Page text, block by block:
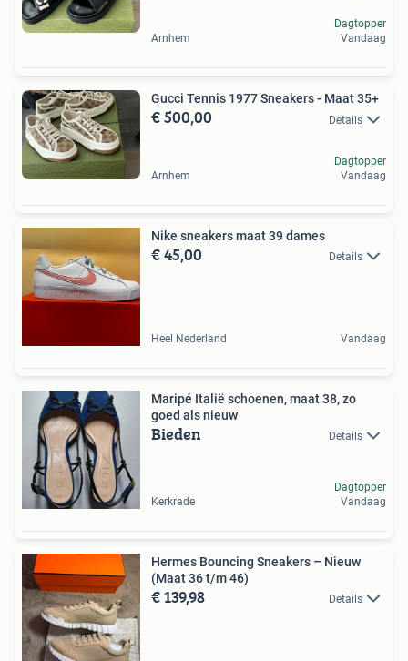
Arnhem
Dagtopper
Vandaag
Gucci Tennis 1977 Sneakers - Maat 35+
€ 500,00 Details
Arnhem
Dagtopper
Vandaag
Nike sneakers maat 39 dames
€ 45,00 Details
Heel Nederland Vandaag
Maripé Italië schoenen, maat 38, zo
goed als nieuw
Bieden Details
Kerkrade
Dagtopper
Vandaag
Hermes Bouncing Sneakers – Nieuw
(Maat 36 t/m 46)
€ 139,98 Details